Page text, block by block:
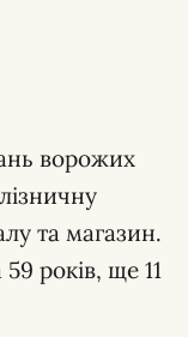
ворожих
та магазин.
років, ще 11